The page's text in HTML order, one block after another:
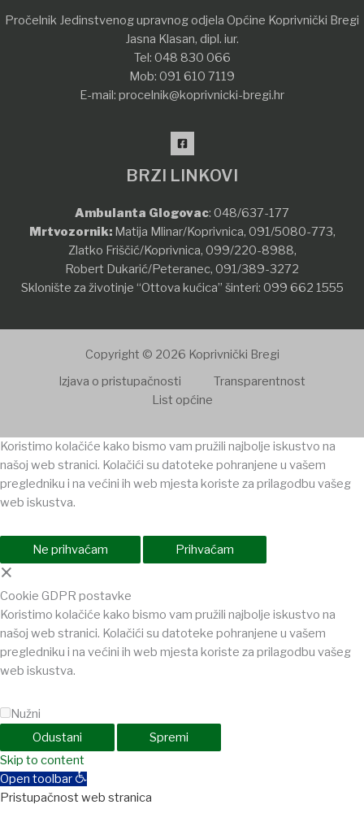
Pročelnik Jedinstvenog upravnog odjela Općine Koprivnički Bregi
Jasna Klasan, dipl. iur.
Tel: 048 830 066
Mob: 091 610 7119
E-mail: procelnik@koprivnicki-bregi.hr
BRZI LINKOVI
Ambulanta Glogovac: 048/637-177
Mrtvozornik:Matija Mlinar/Koprivnica, 091/5080-773,
Zlatko Friščić/Koprivnica, 099/220-8988,
Robert Dukarić/Peteranec, 091/389-3272
Sklonište za životinje “Ottova kućica” šinteri: 099 662 1555
Copyright © 2026 Koprivnički Bregi
Izjava o pristupačnosti
Transparentnost
List općine
Koristimo kolačiće kako bismo vam pružili najbolje iskustvo na
našoj web stranici. Kolačići su datoteke pohranjene u vašem
pregledniku i na većini ih web mjesta koriste za prilagodbu vašeg
web iskustva.
Ne prihvaćam Prihvaćam
×
Cookie GDPR postavke
Koristimo kolačiće kako bismo vam pružili najbolje iskustvo na
našoj web stranici. Kolačići su datoteke pohranjene u vašem
pregledniku i na većini ih web mjesta koriste za prilagodbu vašeg
web iskustva.
Nužni
Odustani
Spremi
jojobetholiganbet
Skip to content
Open toolbar
Pristupačnost web stranica